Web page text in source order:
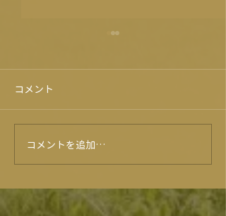
プレゼントキャンペーン⭐
コメント
コメントを追加…